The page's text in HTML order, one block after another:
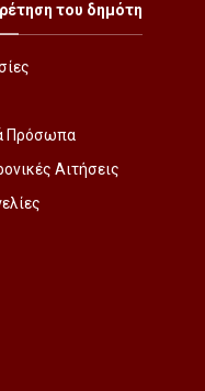
του δημότη
Πρόσωπα
Αιτήσεις